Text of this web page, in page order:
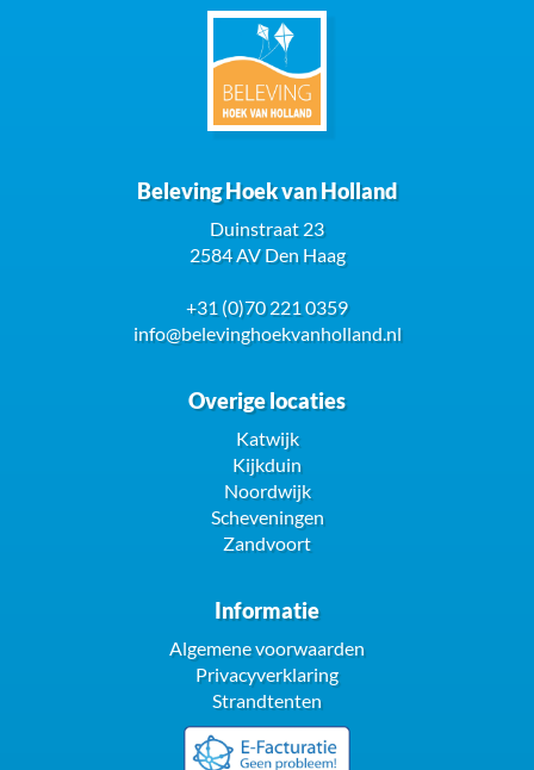
Beleving Hoek van Holland
Duinstraat 23
2584 AV Den Haag
+31 (0)70 221 0359
info@belevinghoekvanholland.nl
Overige locaties
Katwijk
Kijkduin
Noordwijk
Scheveningen
Zandvoort
Informatie
Algemene voorwaarden
Privacyverklaring
Strandtenten